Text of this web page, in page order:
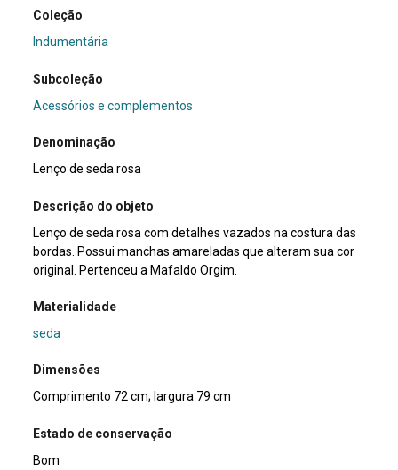
Coleção
Indumentária
Subcoleção
Acessórios e complementos
Denominação
Lenço de seda rosa
Descrição do objeto
Lenço de seda rosa com detalhes vazados na costura das
bordas. Possui manchas amareladas que alteram sua cor
original. Pertenceu a Mafaldo Orgim.
Materialidade
seda
Dimensões
Comprimento 72 cm; largura 79 cm
Estado de conservação
Bom